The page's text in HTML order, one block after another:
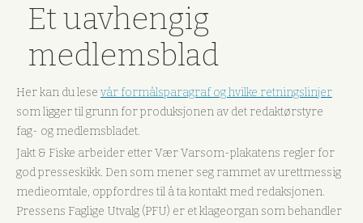
Et uavhengig
medlemsblad
Her kan du lese vår formålsparagraf og hvilke retningslinjer
som ligger til grunn for produksjonen av det redaktørstyre
fag- og medlemsbladet.
Jakt & Fiske arbeider etter Vær Varsom-plakatens regler for
god presseskikk. Den som mener seg rammet av urettmessig
medieomtale, oppfordres til å ta kontakt med redaksjonen.
Pressens Faglige Utvalg (PFU) er et klageorgan som behandler